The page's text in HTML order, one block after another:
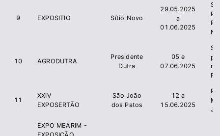
9 EXPOSITIO Sítio Novo
29.05.2025
a
01.06.2025
10 AGRODUTRA
Presidente
Dutra
05 e
07.06.2025
11
XXIV
EXPOSERTÃO
São João
dos Patos
12 a
15.06.2025
EXPO MEARIM -
EXPOSIÇÃO